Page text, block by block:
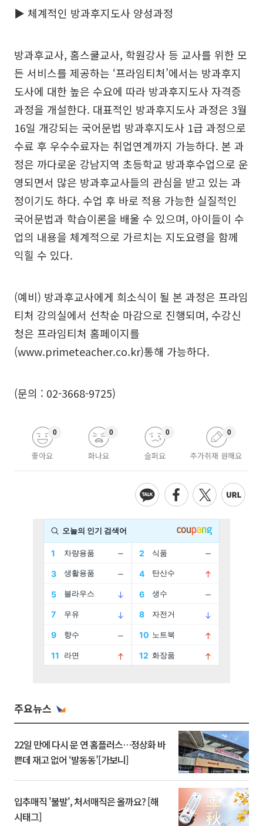
▶ 체계적인 방과후지도사 양성과정
방과후교사, 홈스쿨교사, 학원강사 등 교사를 위한 모
든 서비스를 제공하는 ‘프라임티처’에서는 방과후지
도사에 대한 높은 수요에 따라 방과후지도사 자격증
과정을 개설한다. 대표적인 방과후지도사 과정은 3월
16일 개강되는 국어문법 방과후지도사 1급 과정으로
수료 후 우수수료자는 취업연계까지 가능하다. 본 과
정은 까다로운 강남지역 초등학교 방과후수업으로 운
영되면서 많은 방과후교사들의 관심을 받고 있는 과
정이기도 하다. 수업 후 바로 적용 가능한 실질적인
국어문법과 학습이론을 배울 수 있으며, 아이들이 수
업의 내용을 체계적으로 가르치는 지도요령을 함께
익힐 수 있다.
(예비) 방과후교사에게 희소식이 될 본 과정은 프라임
티처 강의실에서 선착순 마감으로 진행되며, 수강신
청은 프라임티처 홈페이지를
(www.primeteacher.co.kr)통해 가능하다.
(문의 : 02-3668-9725)
좋아요
0
화나요
0
슬퍼요
0
추가취재 원해요
0
주요뉴스
22일 만에 다시 문 연 홈플러스…정상화 바
쁜데 재고 없어 ‘발동동’[가보니]
입추매직 '불발', 처서매직은 올까요? [해
시태그]